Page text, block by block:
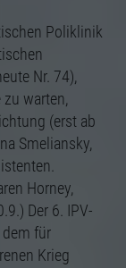
Poliklinik
Nr. 74),
zu warten,
(erst ab
Smeliansky,
Horney,
Der 6. IPV-
dem für
Krieg